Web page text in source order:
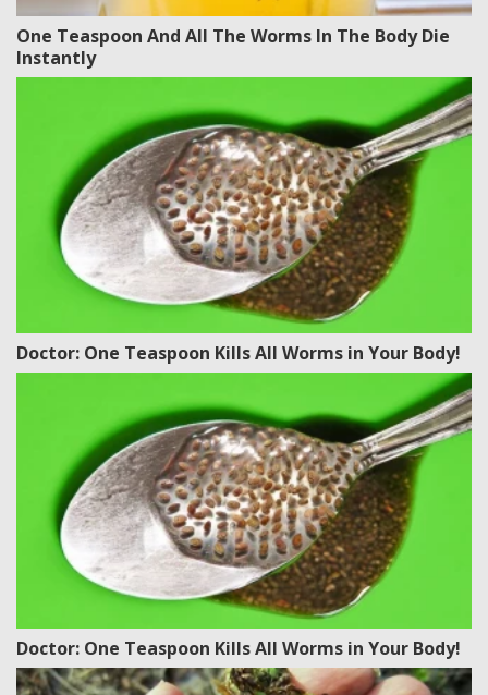
One Teaspoon And All The Worms In The Body Die
Instantly
Doctor: One Teaspoon Kills All Worms in Your Body!
Doctor: One Teaspoon Kills All Worms in Your Body!